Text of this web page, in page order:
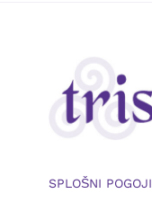
SPLOŠNI POGOJI